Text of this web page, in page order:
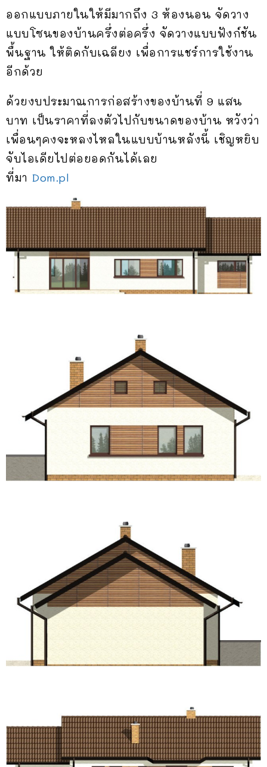
ออกแบบภายในให้มีมากถึง 3 ห้องนอน จัดวาง
แบบโซนของบ้านครึ่งต่อครึ่ง จัดวางแบบฟังก์ชัน
พื้นฐาน ให้ติดกับเฉลียง เพื่อการแชร์การใช้งาน
อีกด้วย
ด้วยงบประมาณการก่อสร้างของบ้านที่ 9 แสน
บาท เป็นราคาที่ลงตัวไปกับขนาดของบ้าน หวังว่า
เพื่อนๆคงจะหลงไหลในแบบบ้านหลังนี้ เชิญหยิบ
จับไอเดียไปต่อยอดกันได้เลย
ที่มา Dom.pl